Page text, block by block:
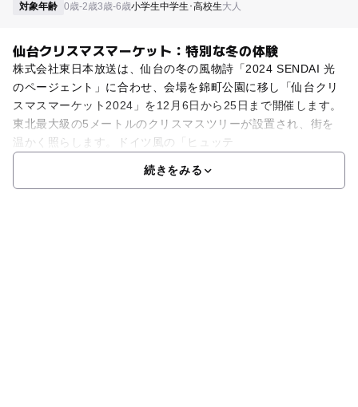
対象年齢 0歳-2歳3歳-6歳小学生中学生･高校生大人
仙台クリスマスマーケット：特別な冬の体験
株式会社東日本放送は、仙台の冬の風物詩「2024 SENDAI 光
のページェント」に合わせ、会場を錦町公園に移し「仙台クリ
スマスマーケット2024」を12月6日から25日まで開催します。
東北最大級の5メートルのクリスマスツリーが設置され、街を
温かく照らします。ドイツ風の「ヒュッテ
続きをみる